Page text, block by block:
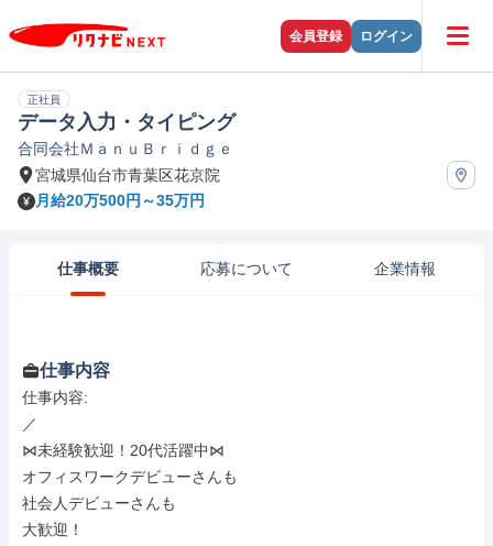
会員登録 ログイン
正社員
データ入力・タイピング
合同会社ＭａｎｕＢｒｉｄｇｅ
宮城県仙台市青葉区花京院
月給20万500円～35万円
仕事概要 応募について 企業情報
仕事内容
仕事内容:
／
⋈未経験歓迎！20代活躍中⋈
オフィスワークデビューさんも
社会人デビューさんも
大歓迎！